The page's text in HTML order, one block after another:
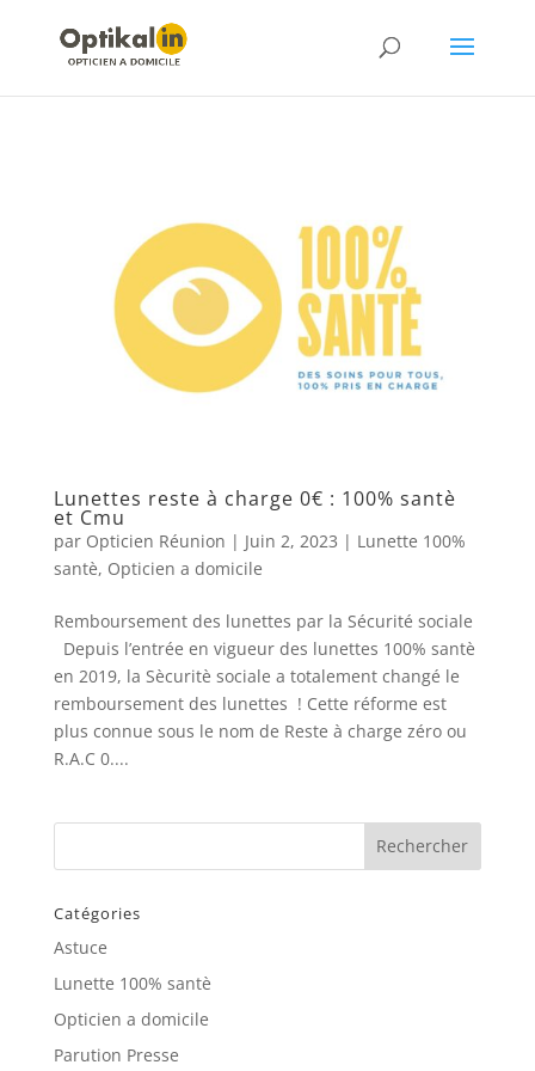
Lunettes reste à charge 0€ : 100% santè
et Cmu
par Opticien Réunion | Juin 2, 2023 | Lunette 100%
santè, Opticien a domicile
Remboursement des lunettes par la Sécurité sociale
Depuis l’entrée en vigueur des lunettes 100% santè
en 2019, la Sècuritè sociale a totalement changé le
remboursement des lunettes ! Cette réforme est
plus connue sous le nom de Reste à charge zéro ou
R.A.C 0....
Catégories
Astuce
Lunette 100% santè
Opticien a domicile
Parution Presse